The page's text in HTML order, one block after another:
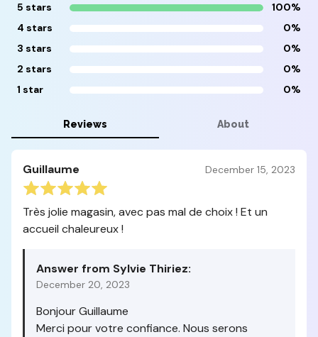
5 stars
100%
4 stars
0%
3 stars
0%
2 stars
0%
1 star
0%
Reviews About
Guillaume December 15, 2023
Très jolie magasin, avec pas mal de choix ! Et un
accueil chaleureux !
Answer from Sylvie Thiriez:
December 20, 2023
Bonjour Guillaume
Merci pour votre confiance. Nous serons